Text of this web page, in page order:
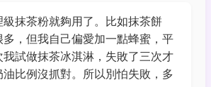
抹茶粉就夠用了。比如抹茶餅
，但我自己偏愛加一點蜂蜜，平
試做抹茶冰淇淋，失敗了三次才
比例沒抓對。所以別怕失敗，多